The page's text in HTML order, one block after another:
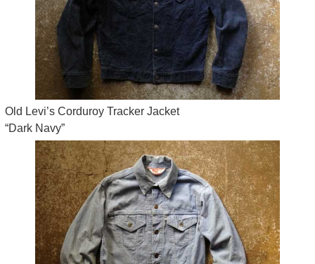
Old Levi’s Corduroy Tracker Jacket
“Dark Navy”